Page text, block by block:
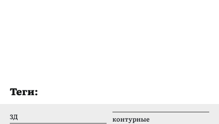
Теги:
3Д
контурные